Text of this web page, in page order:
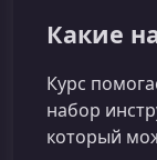
Какие
Курс
набор
который